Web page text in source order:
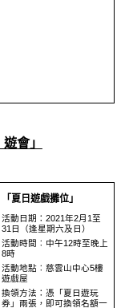
會」
「夏日遊戲攤位」
活動日期：2021年2月1至
31日（逢星期六及日）
活動時間︰中午12時至晚上
8時
活動地點︰慈雲山中心5樓
遊戲屋
換領方法：憑「夏日遊玩
券」兩張，即可換領名額一